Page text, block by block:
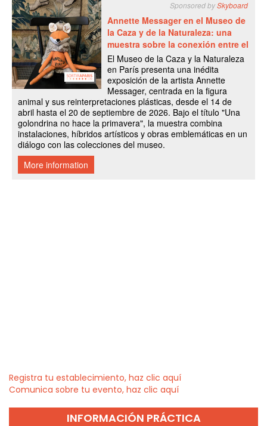
Registra tu establecimiento, haz clic aquí
Comunica sobre tu evento, haz clic aquí
INFORMACIÓN PRÁCTICA